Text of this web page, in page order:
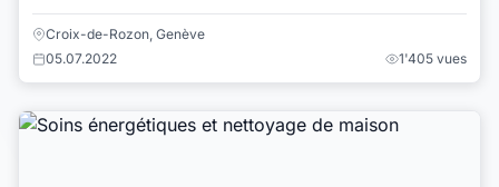
Croix-de-Rozon, Genève
05.07.2022
1'405 vues